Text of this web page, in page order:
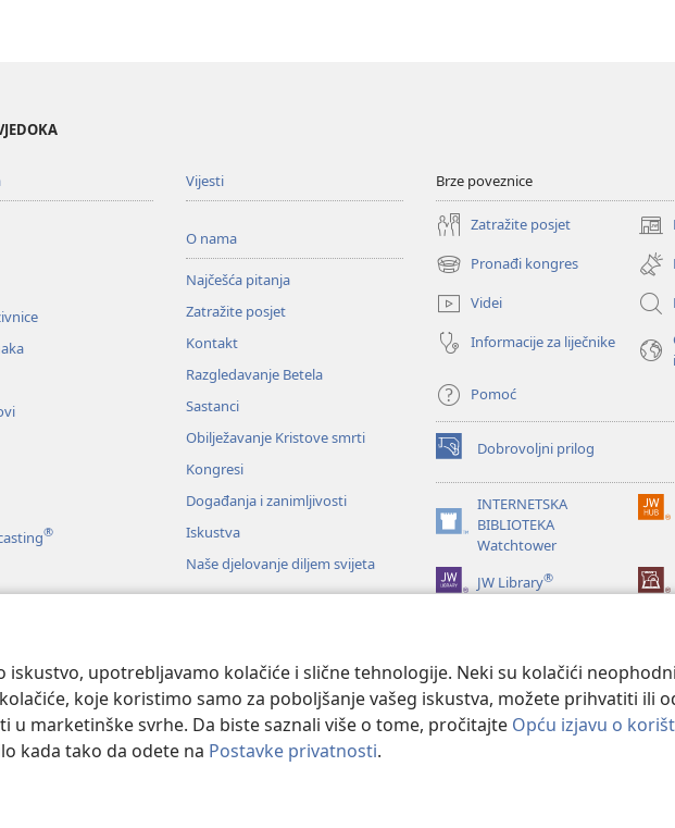
upotrebljavamo kolačiće i slične tehnologije. Neki su kolačići
koje koristimo samo za poboljšanje vašeg iskustva, možete prihvatiti ili
marketinške svrhe. Da biste saznali više o tome, pročitajte Opću izjavu o
kada tako da odete na Postavke privatnosti.
®
Biblije
Vijesti
O nama
Najčešća pitanja
Zatražite posjet
Kontakt
Razgledavanje Betela
Sastanci
Obilježavanje Kristove smrti
Kongresi
Događanja i zanimljivosti
Iskustva
Naše djelovanje diljem svijeta
Brze poveznice
Zatražite posjet
se
novi
Pronađi kongres
(otvara
se
novi
prozor)
Videi
Informacije za liječnike
Pomoć
Dobrovoljni prilog
(otvara
se
prozor)
INTERNETSKA
BIBLIOTEKA
Watchtower
(otvara
novi
prozor)
JW Library®
and Tract Society of Pennsylvania. UVJETI KORIŠTENJA